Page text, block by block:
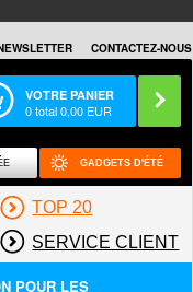
CONTACTEZ-NOUS
VOTRE PANIER
0total0,00 EUR
GADGETS D'ÉTÉ
TOP 20
SERVICE CLIENT
POUR LES